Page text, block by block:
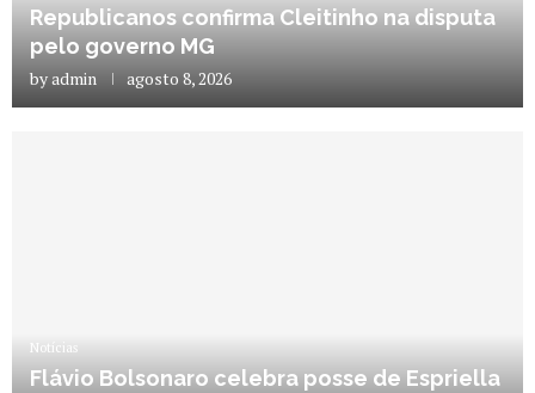
Republicanos confirma Cleitinho na disputa
pelo governo MG
byadmin agosto 8, 2026
Notícias
Flávio Bolsonaro celebra posse de Espriella